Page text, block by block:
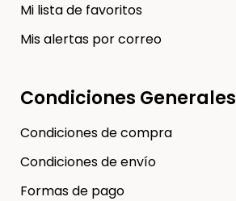
Mi lista de favoritos
Mis alertas por correo
Condiciones Generales
Condiciones de compra
Condiciones de envío
Formas de pago